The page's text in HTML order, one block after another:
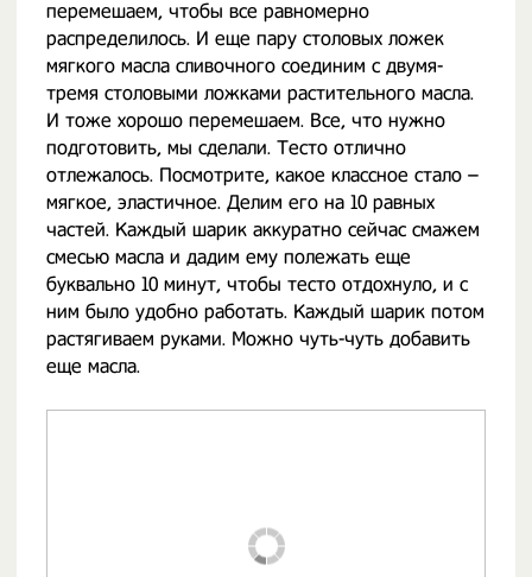
перемешаем, чтобы все равномерно
распределилось. И еще пару столовых ложек
мягкого масла сливочного соединим с двумя-
тремя столовыми ложками растительного масла.
И тоже хорошо перемешаем. Все, что нужно
подготовить, мы сделали. Тесто отлично
отлежалось. Посмотрите, какое классное стало –
мягкое, эластичное. Делим его на 10 равных
частей. Каждый шарик аккуратно сейчас смажем
смесью масла и дадим ему полежать еще
буквально 10 минут, чтобы тесто отдохнуло, и с
ним было удобно работать. Каждый шарик потом
растягиваем руками. Можно чуть-чуть добавить
еще масла.